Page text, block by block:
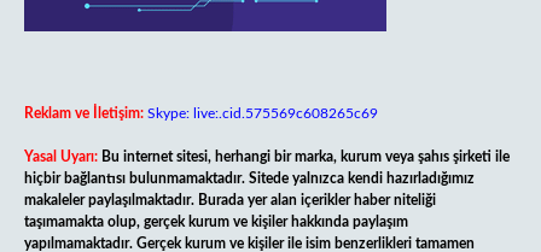
Reklam ve İletişim: Skype: live:.cid.575569c608265c69
Yasal Uyarı: Bu internet sitesi, herhangi bir marka, kurum veya şahıs şirketi ile
hiçbir bağlantısı bulunmamaktadır. Sitede yalnızca kendi hazırladığımız
makaleler paylaşılmaktadır. Burada yer alan içerikler haber niteliği
taşımamakta olup, gerçek kurum ve kişiler hakkında paylaşım
yapılmamaktadır. Gerçek kurum ve kişiler ile isim benzerlikleri tamamen